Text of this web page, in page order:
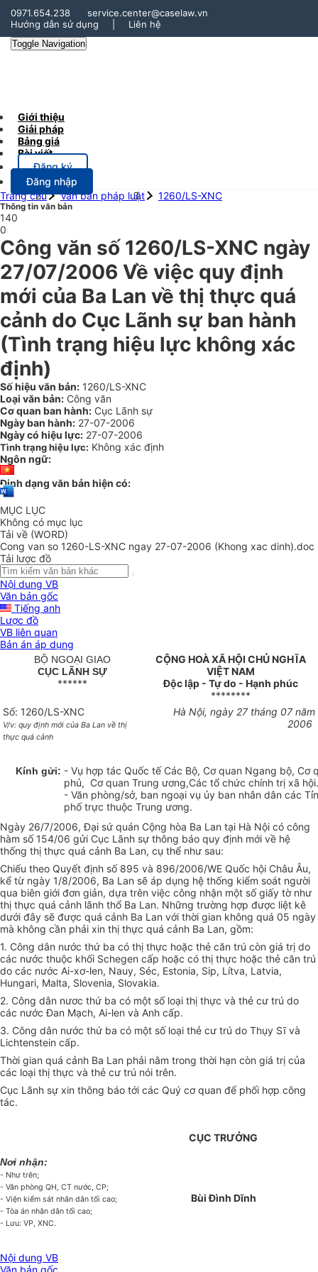
0971.654.238
service.center@caselaw.vn
Hướng dẫn sử dụng
Liên hệ
Toggle Navigation
Giới thiệu
Giải pháp
Bảng giá
Bài viết
Đăng ký
Đăng nhập
Trang chủ
Văn bản pháp luật 1260/LS-XNC
Thông tin văn bản
140
0
Công văn số 1260/LS-XNC ngày
27/07/2006 Về việc quy định
mới của Ba Lan về thị thực quá
cảnh do Cục Lãnh sự ban hành
(Tình trạng hiệu lực không xác
định)
Số hiệu văn bản: 1260/LS-XNC
Loại văn bản: Công văn
Cơ quan ban hành: Cục Lãnh sự
Ngày ban hành: 27-07-2006
Ngày có hiệu lực: 27-07-2006
Tình trạng hiệu lực: Không xác định
Ngôn ngữ:
Định dạng văn bản hiện có:
MỤC LỤC
Không có mục lục
Tải về (WORD)
Cong van so 1260-LS-XNC ngay 27-07-2006 (Khong xac dinh).doc
Tải lược đồ
Nội dung VB
Văn bản gốc
Tiếng anh
Lược đồ
VB liên quan
Bản án áp dụng
BỘ NGOẠI GIAO
CỤC LÃNH SỰ
******
CỘNG HOÀ XÃ HỘI CHỦ NGHĨA
VIỆT NAM
Độc lập - Tự do - Hạnh phúc
********
Số: 1260/LS-XNC
V/v: quy định mới của Ba Lan về thị
thực quá cảnh
Hà Nội, ngày 27 tháng 07 năm
2006
Kính gửi: - Vụ hợp tác Quốc tế Các Bộ, Cơ quan Ngang bộ, Cơ
phủ, Cơ quan Trung ương,Các tổ chức chính trị xã hội.
- Văn phòng/sở, ban ngoại vụ ủy ban nhân dân các
phố trực thuộc Trung ương.
Ngày 26/7/2006, Đại sứ quán Cộng hòa Ba Lan tại Hà Nội có công
hàm số 154/06 gửi Cục Lãnh sự thông báo quy định mới về hệ
thống thị thực quá cảnh Ba Lan, cụ thể như sau:
Chiếu theo Quyết định số 895 và 896/2006/WE Quốc hội Châu Âu,
kể từ ngày 1/8/2006, Ba Lan sẽ áp dụng hệ thống kiểm soát người
qua biên giới đơn giản, dựa trên việc công nhận một số giấy tờ như
thị thực quá cảnh lãnh thổ Ba Lan. Những trường hợp được liệt kê
dưới đây sẽ được quá cảnh Ba Lan với thời gian không quá 05 ngày
mà không cần phải xin thị thực quá cảnh Ba Lan, gồm:
1. Công dân nước thứ ba có thị thực hoặc thẻ căn trú còn giá trị do
các nước thuộc khối Schegen cấp hoặc có thị thực hoặc thẻ căn trú
do các nước Ai-xơ-len, Nauy, Séc, Estonia, Sip, Lítva, Latvia,
Hungari, Malta, Slovenia, Slovakia.
2. Công dân nươc thứ ba có một số loại thị thực và thẻ cư trú do
các nước Đan Mạch, Ai-len và Anh cấp.
3. Công dân nước thứ ba có một số loại thẻ cư trú do Thụy Sĩ và
Lichtenstein cấp.
Thời gian quá cảnh Ba Lan phải nằm trong thời hạn còn giá trị của
các loại thị thực và thẻ cư trú nói trên.
Cục Lãnh sự xin thông báo tới các Quý cơ quan để phối hợp công
tác.
Nơi nhận:
- Như trên;
- Văn phòng QH, CT nước, CP;
- Viện kiểm sát nhân dân tối cao;
- Tòa án nhân dân tối cao;
- Lưu: VP, XNC.
CỤC TRƯỞNG
Bùi Đình Dĩnh
Nội dung VB
Văn bản gốc